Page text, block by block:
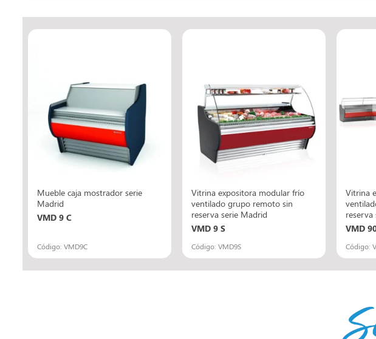
Mueble caja mostrador serie
Madrid
VMD 9 C
Código: VMD9C
Vitrina expositora modular frío
ventilado grupo remoto sin
reserva serie Madrid
VMD 9 S
Código: VMD9S
Vitrina
VMD
Código: